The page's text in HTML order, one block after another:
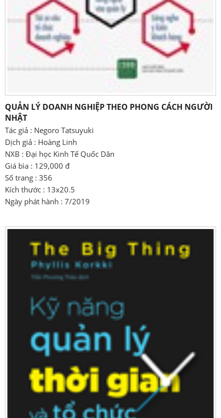
QUẢN LÝ DOANH NGHIỆP THEO PHONG CÁCH NGƯỜI
NHẬT
Tác giả : Negoro Tatsuyuki
Dịch giả : Hoàng Linh
NXB : Đại học Kinh Tế Quốc Dân
Giá bìa : 129,000 đ
Số trang : 356
Kích thước : 13x20.5
Ngày phát hành : 7/2019